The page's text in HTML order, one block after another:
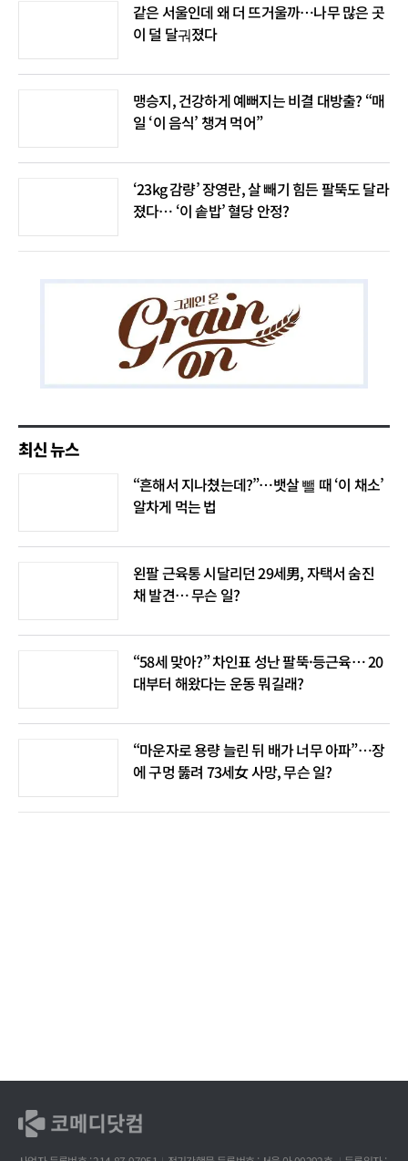
같은 서울인데 왜 더 뜨거울까…나무 많은 곳
이 덜 달궈졌다
맹승지, 건강하게 예뻐지는 비결 대방출? “매
일 ‘이 음식’ 챙겨 먹어”
‘23kg 감량’ 장영란, 살 빼기 힘든 팔뚝도 달라
졌다… ‘이 솥밥’ 혈당 안정?
최신 뉴스
“흔해서 지나쳤는데?”…뱃살 뺄 때 ‘이 채소’
알차게 먹는 법
왼팔 근육통 시달리던 29세男, 자택서 숨진
채 발견… 무슨 일?
“58세 맞아?” 차인표 성난 팔뚝·등근육… 20
대부터 해왔다는 운동 뭐길래?
“마운자로 용량 늘린 뒤 배가 너무 아파”…장
에 구멍 뚫려 73세女 사망, 무슨 일?